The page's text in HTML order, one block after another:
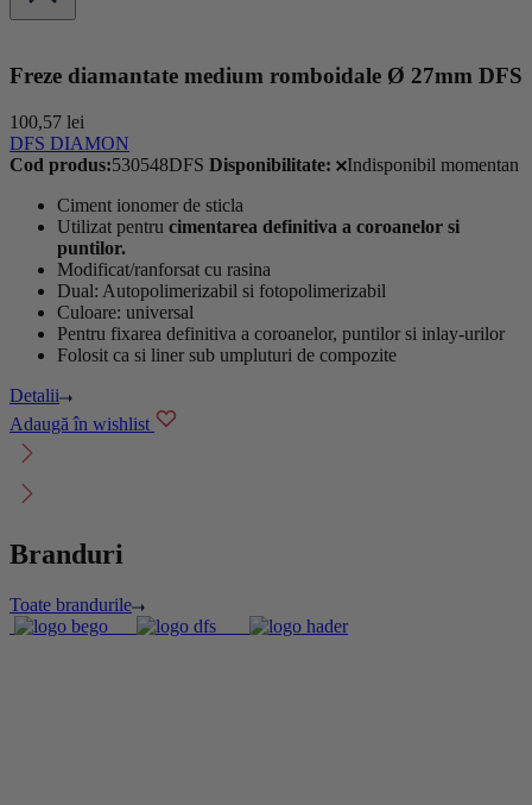
Freze diamantate medium romboidale Ø 27mm DFS
100,57 lei
DFS DIAMON
Cod produs:530548DFS Disponibilitate:
Indisponibil momentan
Ciment ionomer de sticla
Utilizat pentru cimentarea definitiva a coroanelor si
puntilor.
Modificat/ranforsat cu rasina
Dual: Autopolimerizabil si fotopolimerizabil
Culoare: universal
Pentru fixarea definitiva a coroanelor, puntilor si inlay-urilor
Folosit ca si liner sub umpluturi de compozite
Detalii
Adaugă în wishlist
Branduri
Toate brandurile